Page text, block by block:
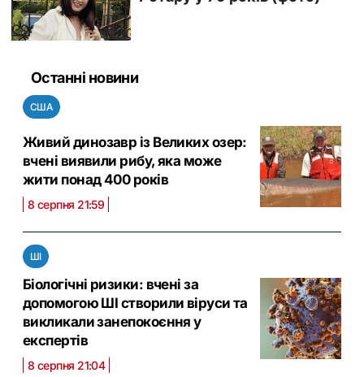
Останні новини
США
Живий динозавр із Великих озер:
вчені виявили рибу, яка може
жити понад 400 років
8 серпня 21:59
ШІ
Біологічні ризики: вчені за
допомогою ШІ створили віруси та
викликали занепокоєння у
експертів
8 серпня 21:04